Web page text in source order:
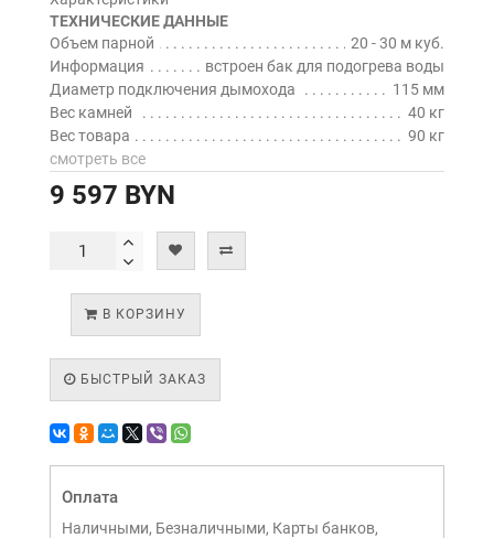
ТЕХНИЧЕСКИЕ ДАННЫЕ
Объем парной
20 - 30 м куб.
Информация
встроен бак для подогрева воды
Диаметр подключения дымохода
115 мм
Вес камней
40 кг
Вес товара
90 кг
смотреть все
9 597 BYN
В КОРЗИНУ
БЫСТРЫЙ ЗАКАЗ
Оплата
Наличными, Безналичными, Карты банков,